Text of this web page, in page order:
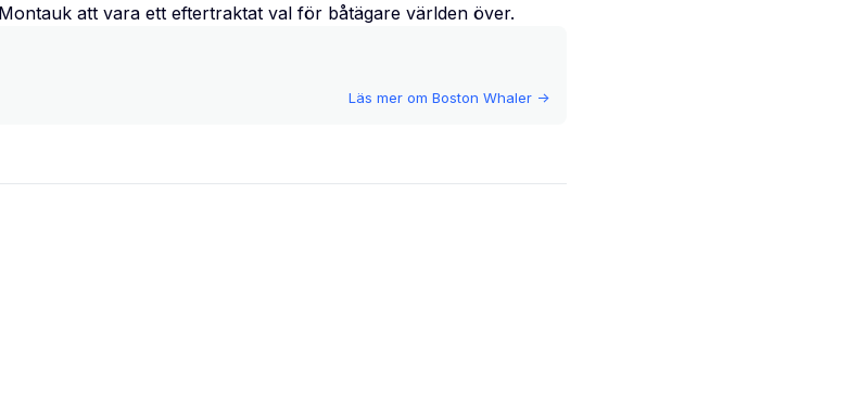
att vara ett eftertraktat val för båtägare världen över.
Läs mer om Boston Whaler ->